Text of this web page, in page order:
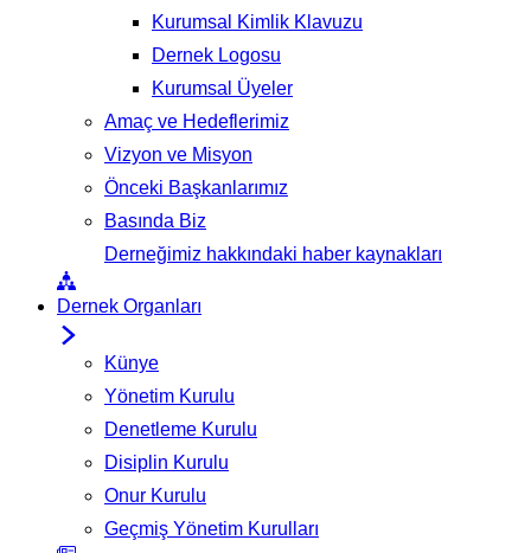
Kurumsal Kimlik Klavuzu
Dernek Logosu
Kurumsal Üyeler
Amaç ve Hedeflerimiz
Vizyon ve Misyon
Önceki Başkanlarımız
Basında Biz
Derneğimiz hakkındaki haber kaynakları
Dernek Organları
Künye
Yönetim Kurulu
Denetleme Kurulu
Disiplin Kurulu
Onur Kurulu
Geçmiş Yönetim Kurulları